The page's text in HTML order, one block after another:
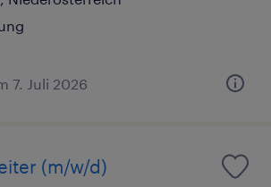
7. Juli 2026
(m/w/d)